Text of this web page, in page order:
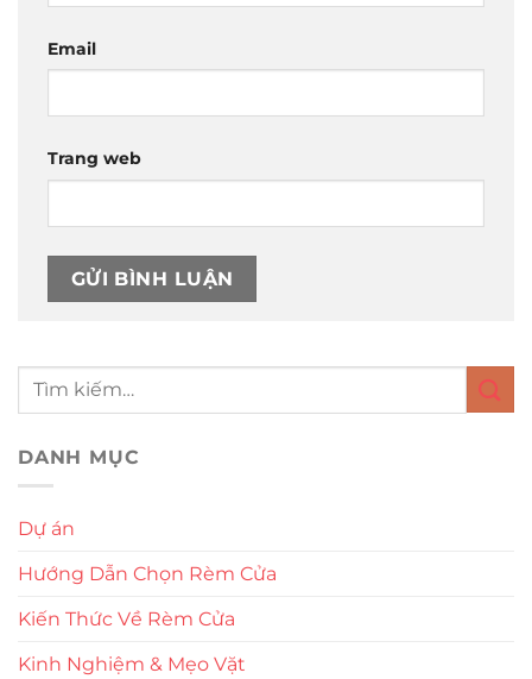
Email
Trang web
DANH MỤC
Dự án
Hướng Dẫn Chọn Rèm Cửa
Kiến Thức Về Rèm Cửa
Kinh Nghiệm & Mẹo Vặt